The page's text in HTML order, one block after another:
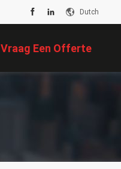
Dutch
Vraag Een Offerte